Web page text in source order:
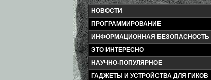
НОВОСТИ
ПРОГРАММИРОВАНИЕ
ИНФОРМАЦИОННАЯ БЕЗОПАСНОСТЬ
ЭТО ИНТЕРЕСНО
НАУЧНО-ПОПУЛЯРНОЕ
ГАДЖЕТЫ И УСТРОЙСТВА ДЛЯ ГИКОВ